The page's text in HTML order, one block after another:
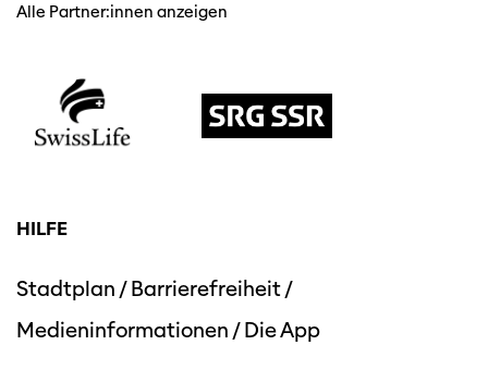
Alle Partner:innen anzeigen
HILFE
Stadtplan /Barrierefreiheit/
Medieninformationen /Die App